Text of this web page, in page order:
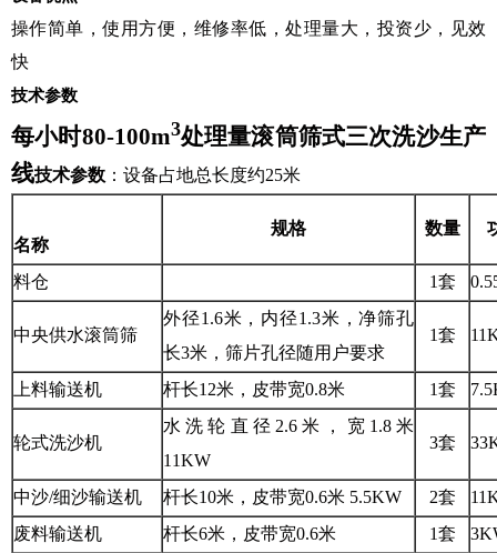
操作简单，使用方便，维修率低，处理量大，投资少，见效
快
技术参数
每小时80-100m3处理量滚筒筛式三次洗沙生产
线技术参数 ：设备占地总长度约25米
名称
规格 数量
料仓 1套
中央供水滚筒筛
外径1.6米，内径1.3米，净筛孔
长3米，筛片孔径随用户要求
1套
上料输送机 杆长12米，皮带宽0.8米 1套
轮式洗沙机
水洗轮直径2.6米，宽1.8米
11KW
3套
中沙/细沙输送机 杆长10米，皮带宽0.6米 5.5KW 2套
废料输送机
杆长6米，皮带宽0.6米 1套